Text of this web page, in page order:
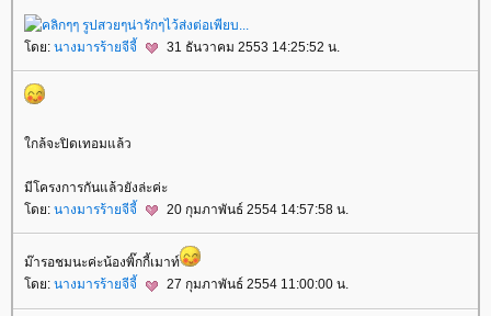
โดย: นางมารร้ายจีจี้ 31 ธันวาคม 2553 14:25:52 น.
ใกล้จะปิดเทอมแล้ว
มีโครงการกันแล้วยังล่ะค่ะ
โดย: นางมารร้ายจีจี้ 20 กุมภาพันธ์ 2554 14:57:58 น.
ม๊ารอชมนะค่ะน้องพิ๊กกี้เมาท์
โดย: นางมารร้ายจีจี้ 27 กุมภาพันธ์ 2554 11:00:00 น.